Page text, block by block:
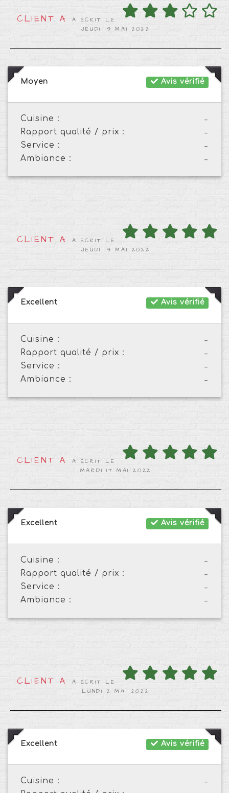
CLIENT A
A ÉCRIT LE
JEUDI 19 MAI 2022
Avis vérifié
Moyen
-
Cuisine :
-
Rapport qualité / prix :
-
Service :
-
Ambiance :
CLIENT A
A ÉCRIT LE
JEUDI 19 MAI 2022
Avis vérifié
Excellent
-
Cuisine :
-
Rapport qualité / prix :
-
Service :
-
Ambiance :
CLIENT A
A ÉCRIT LE
MARDI 17 MAI 2022
Avis vérifié
Excellent
-
Cuisine :
-
Rapport qualité / prix :
-
Service :
-
Ambiance :
CLIENT A
A ÉCRIT LE
LUNDI 2 MAI 2022
Avis vérifié
Excellent
-
Cuisine :